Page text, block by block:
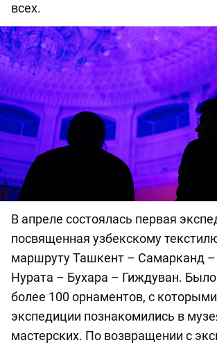
всех.
В апреле состоялась первая
посвященная узбекскому
маршруту Ташкент – Самарканд –
Нурата – Бухара – Гиждуван. Было
более 100 орнаментов, с
экспедиции познакомились в
мастерских. По возвращении с